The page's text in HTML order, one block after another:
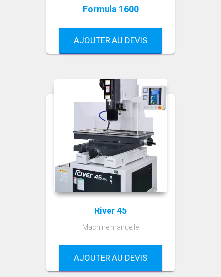
Formula 1600
AJOUTER AU DEVIS
River 45
Machine manuelle
AJOUTER AU DEVIS